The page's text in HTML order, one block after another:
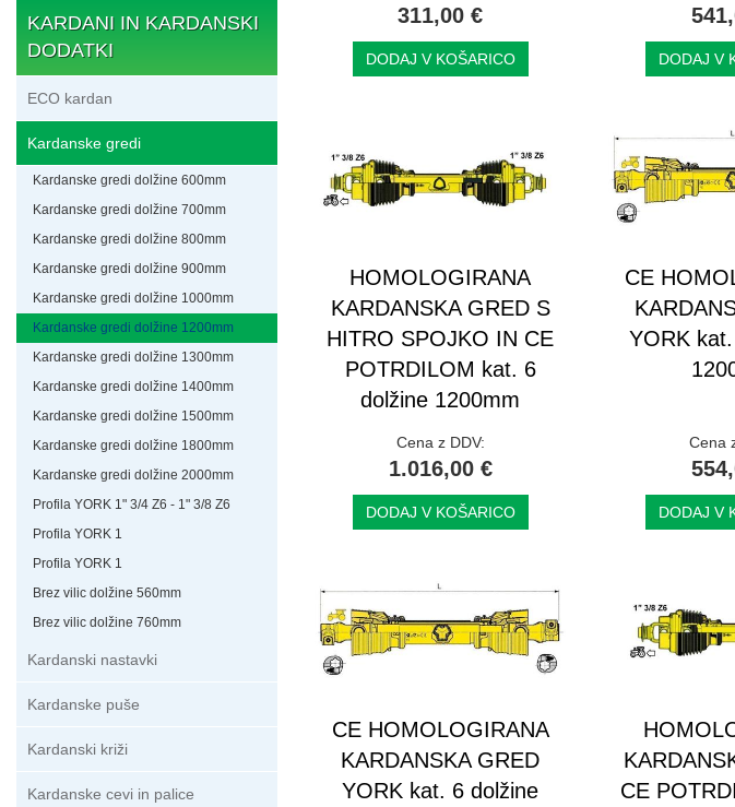
KARDANI IN KARDANSKI
DODATKI
ECO kardan
Kardanske gredi
Kardanske gredi dolžine 600mm
Kardanske gredi dolžine 700mm
Kardanske gredi dolžine 800mm
Kardanske gredi dolžine 900mm
Kardanske gredi dolžine 1000mm
Kardanske gredi dolžine 1200mm
Kardanske gredi dolžine 1300mm
Kardanske gredi dolžine 1400mm
Kardanske gredi dolžine 1500mm
Kardanske gredi dolžine 1800mm
Kardanske gredi dolžine 2000mm
Profila YORK 1" 3/4 Z6 - 1" 3/8 Z6
Profila YORK 1
Profila YORK 1
Brez vilic dolžine 560mm
Brez vilic dolžine 760mm
Kardanski nastavki
Kardanske puše
Kardanski križi
Kardanske cevi in palice
311,00 €
DODAJ V KOŠARICO DODAJ V
HOMOLOGIRANA
KARDANSKA GRED S
HITRO SPOJKO IN CE
POTRDILOM kat. 6
dolžine 1200mm
Cena z DDV:
1.016,00 €
DODAJ V KOŠARICO
CE
YORK
Cena
DODAJ V
CE HOMOLOGIRANA
KARDANSKA GRED
YORK kat. 6 dolžine
CE